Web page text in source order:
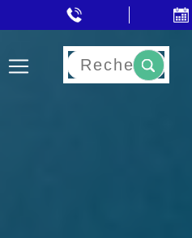
Rechercher